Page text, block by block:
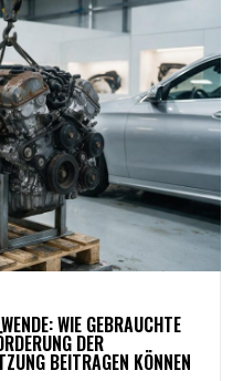
WIE GEBRAUCHTE
DER
BEITRAGEN KÖNNEN